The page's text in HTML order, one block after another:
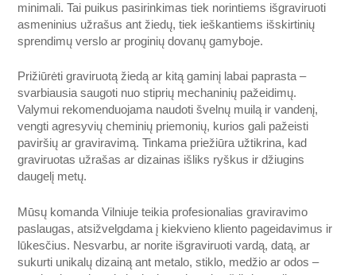
minimali. Tai puikus pasirinkimas tiek norintiems išgraviruoti
asmeninius užrašus ant žiedų, tiek ieškantiems išskirtinių
sprendimų verslo ar proginių dovanų gamyboje.
Prižiūrėti graviruotą žiedą ar kitą gaminį labai paprasta –
svarbiausia saugoti nuo stiprių mechaninių pažeidimų.
Valymui rekomenduojama naudoti švelnų muilą ir vandenį,
vengti agresyvių cheminių priemonių, kurios gali pažeisti
paviršių ar graviravimą. Tinkama priežiūra užtikrina, kad
graviruotas užrašas ar dizainas išliks ryškus ir džiugins
daugelį metų.
Mūsų komanda Vilniuje teikia profesionalias graviravimo
paslaugas, atsižvelgdama į kiekvieno kliento pageidavimus ir
lūkesčius. Nesvarbu, ar norite išgraviruoti vardą, datą, ar
sukurti unikalų dizainą ant metalo, stiklo, medžio ar odos –